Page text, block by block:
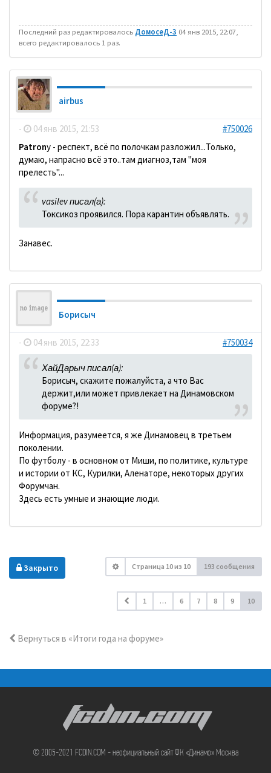
Последний раз редактировалось ДомосеД-3 04 янв 2015, 22:07,
всего редактировалось 1 раз.
airbus
- 04 янв 2015, 21:53
#750026
Patronу - респект, всё по полочкам разложил...Только,
думаю, напрасно всё это..там диагноз,там "моя
прелесть"...
vasilev писал(а):
Токсикоз проявился. Пора карантин объявлять.
Занавес.
Борисыч
- 04 янв 2015, 22:33 #750034
ХайДарыч писал(а):
Борисыч, скажите пожалуйста, а что Вас
держит,или может привлекает на Динамовском
форуме?!
Информация, разумеется, я же Динамовец в третьем
поколении.
По футболу - в основном от Миши, по политике, культуре
и истории от КС, Курилки, Аленаторе, некоторых других
Форумчан.
Здесь есть умные и знающие люди.
Закрыто Страница 10из 10 193 сообщения
1 … 6 7 8 9 10
Вернуться в «Итоги года на форуме»
FCDIN.COM
© 2005-2021 FCDIN.COM - неофициальный сайт ФК «Динамо» Москва